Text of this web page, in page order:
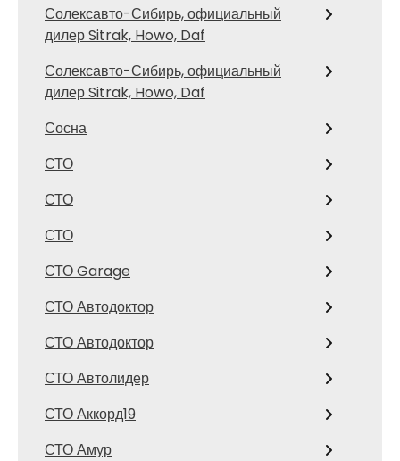
Солексавто-Сибирь, официальный
дилер Sitrak, Howo, Daf
Солексавто-Сибирь, официальный
дилер Sitrak, Howo, Daf
Сосна
СТО
СТО
СТО
СТО Garage
СТО Автодоктор
СТО Автодоктор
СТО Автолидер
СТО Аккорд19
СТО Амур